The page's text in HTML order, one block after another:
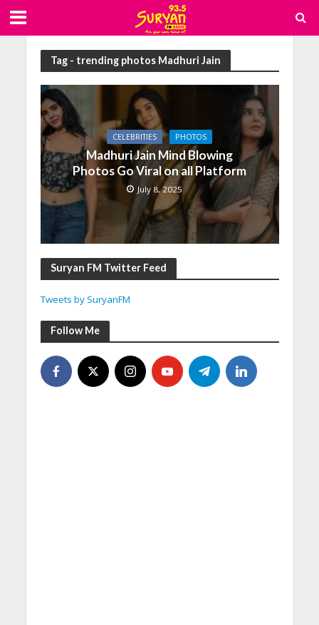
Tag - trending photos Madhuri Jain
CELEBRITIES PHOTOS
Madhuri Jain Mind Blowing
Photos Go Viral on all Platform
July 8, 2025
Suryan FM Twitter Feed
Tweets by SuryanFM
Follow Me